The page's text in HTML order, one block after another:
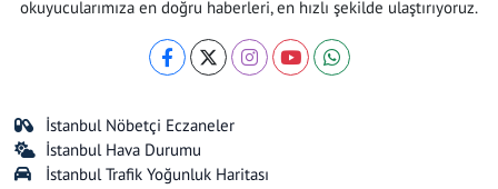
okuyucularımıza en doğru haberleri, en hızlı şekilde ulaştırıyoruz.
İstanbul Nöbetçi Eczaneler
İstanbul Hava Durumu
İstanbul Trafik Yoğunluk Haritası